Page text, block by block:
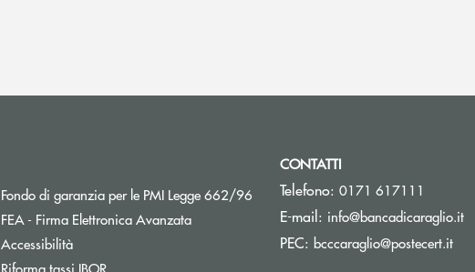
Fondo di garanzia per le PMI Legge 662/96 Apre una nuova finestra
FEA - Firma Elettronica Avanzata
AccessibilitàApre una nuova finestra
Riforma tassi IBORApre una nuova finestra
CONTATTI
Telefono: 0171 617111
E-mail: info@bancadicaraglio.it
PEC: bcccaraglio@postecert.it(si